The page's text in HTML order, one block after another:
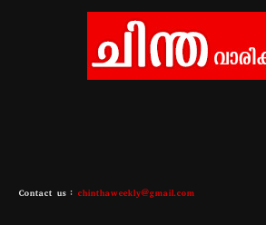
Contact us : chinthaweekly@gmail.com